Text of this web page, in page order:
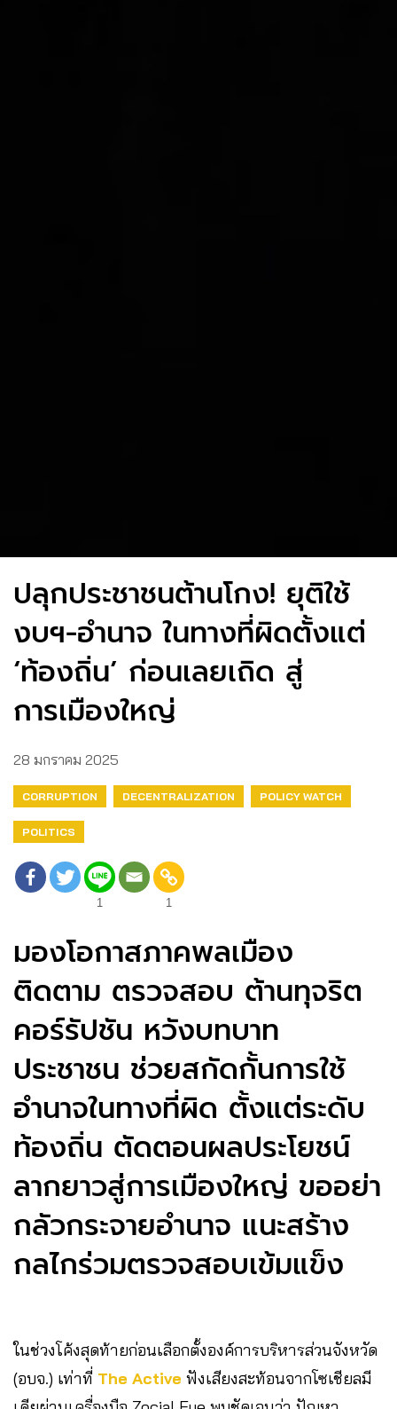
ปลุกประชาชนต้านโกง! ยุติใช้
งบฯ-อำนาจ ในทางที่ผิดตั้งแต่
‘ท้องถิ่น’ ก่อนเลยเถิด สู่
การเมืองใหญ่
28 มกราคม 2025
CORRUPTION DECENTRALIZATION POLICY WATCH
POLITICS
1 1
มองโอกาสภาคพลเมือง
ติดตาม ตรวจสอบ ต้านทุจริต
คอร์รัปชัน หวังบทบาท
ประชาชน ช่วยสกัดกั้นการใช้
อำนาจในทางที่ผิด ตั้งแต่ระดับ
ท้องถิ่น ตัดตอนผลประโยชน์
ลากยาวสู่การเมืองใหญ่ ขออย่า
กลัวกระจายอำนาจ แนะสร้าง
กลไกร่วมตรวจสอบเข้มแข็ง
ในช่วงโค้งสุดท้ายก่อนเลือกตั้งองค์การบริหารส่วนจังหวัด
(อบจ.) เท่าที่ The Active ฟังเสียงสะท้อนจากโซเชียลมี